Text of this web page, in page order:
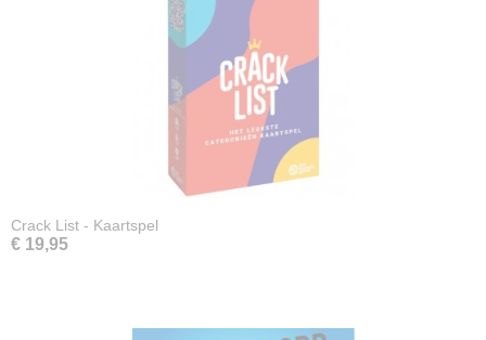
Crack List - Kaartspel
€ 19,95